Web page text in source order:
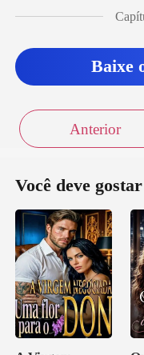
Baixe
Anterior
Você deve gostar